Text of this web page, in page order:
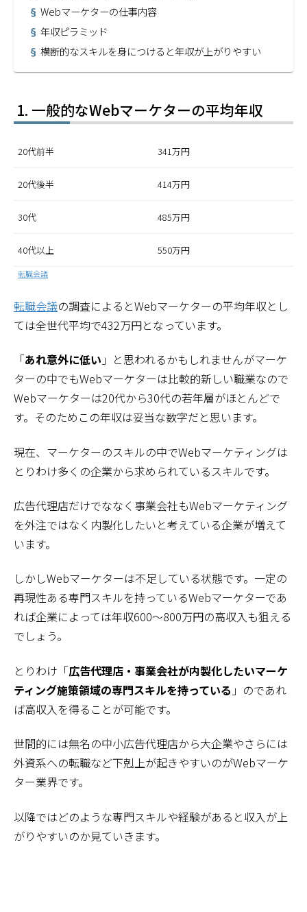
Webマーケターの仕事内容
年収ピラミッド
横断的なスキルを身につけると年収が上がりやすい
一般的なWebマーケターの平均年収
20代前半 341万円
20代後半 414万円
30代 485万円
40代以上 550万円
転職会議
転職会議の調査によるとWebマーケターの平均年収とし
ては全世代平均で432万円となっています。
「あれ意外に低い 」と思われるかもしれませんがマーケ
ターの中でもWebマーケターは比較的新しい職業なので
Webマーケターは20代から30代の若年層がほとんどで
す。そのためこの年収は妥当な数字だと思います。
現在、マーケターのスキルの中でWebマーケティングは
とりわけ多くの企業から求められているスキルです。
広告代理店だけでななく事業会社もWebマーケティング
を外注ではなく内製化したいと考えている企業が増えて
います。
しかしWebマーケターは不足している状態です。一定の
再現性ある専門スキルを持っているWebマーケターであ
れば企業によっては年収600～800万円の高収入も狙える
でしょう。
とりわけ「広告代理店・事業会社が内製化したいマーケ
ティング施策領域の専門スキルを持っている 」のであれ
ば高収入を得ることが可能です。
世間的には無名の中小広告代理店から大企業やさらには
外資系への転職など下剋上が起きやすいのがWebマーケ
ター業界です。
以降ではどのような専門スキルや経験があると収入が上
がりやすいのか見ていきます。